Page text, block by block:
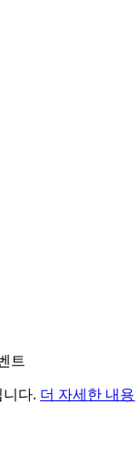
트
다. 더 자세한 내용